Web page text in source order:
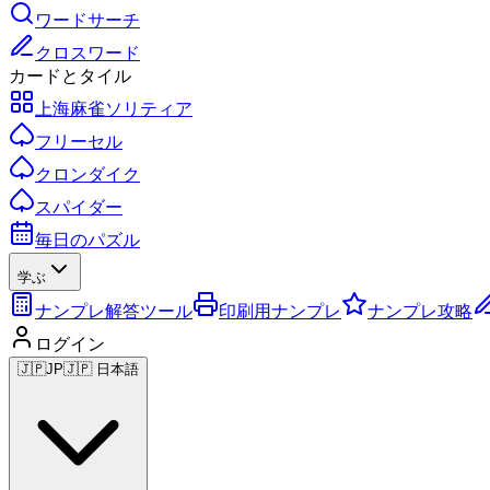
ワードサーチ
クロスワード
カードとタイル
上海麻雀ソリティア
フリーセル
クロンダイク
スパイダー
毎日のパズル
学ぶ
ナンプレ解答ツール 印刷用ナンプレ ナンプレ攻略
ログイン
🇯🇵JP🇯🇵 日本語